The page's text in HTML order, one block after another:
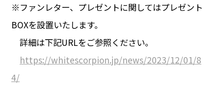
※ファンレター、プレゼントに関してはプレゼント
BOXを設置いたします。
詳細は下記URLをご参照ください。
https://whitescorpion.jp/news/2023/12/01/8
4/